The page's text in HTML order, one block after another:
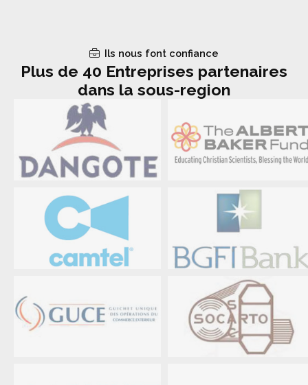
Ils nous font confiance
Plus de 40 Entreprises partenaires
dans la sous-region